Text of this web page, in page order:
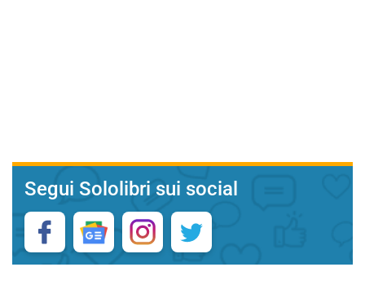
Segui Sololibri sui social